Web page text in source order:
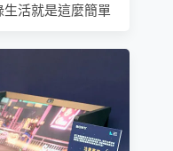
活就是這麼簡單